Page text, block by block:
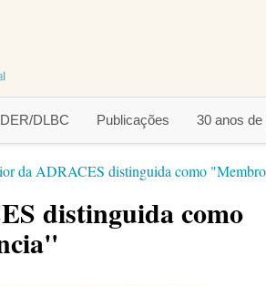
DLBC Publicações 30 anos
da ADRACES distinguida como
distinguida como